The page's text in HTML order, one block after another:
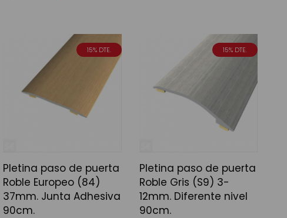
Afegir a la cistella
15% DTE.
Pletina paso de puerta
Roble Europeo (84)
37mm. Junta Adhesiva
90cm.
15% DTE.
Pletina paso de puerta
Roble Gris (S9) 3-
12mm. Diferente nivel
90cm.